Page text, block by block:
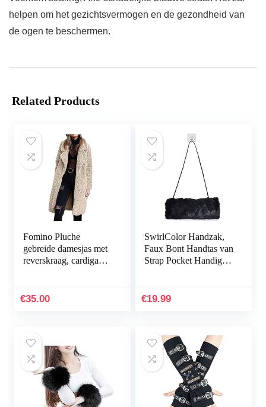
helpen om het gezichtsvermogen en de gezondheid van
de ogen te beschermen.
Related Products
Fomino Pluche
gebreide damesjas met
reverskraag, cardigan,
dubbelzijdig
€35.00
SwirlColor Handzak,
Faux Bont Handtas van
Strap Pocket Handige
Kinderen 1 Stks…
€19.99